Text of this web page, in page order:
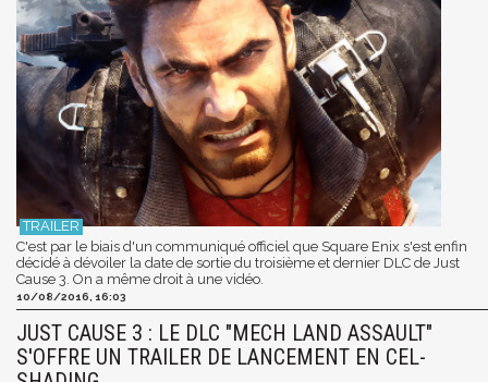
C'est par le biais d'un communiqué officiel que Square Enix s'est enfin
décidé à dévoiler la date de sortie du troisième et dernier DLC de Just
Cause 3. On a même droit à une vidéo.
10/08/2016, 16:03
JUST CAUSE 3 : LE DLC "MECH LAND ASSAULT"
S'OFFRE UN TRAILER DE LANCEMENT EN CEL-